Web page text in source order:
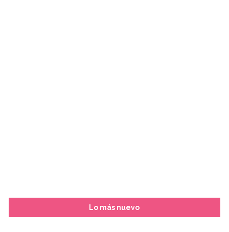
Lo más nuevo